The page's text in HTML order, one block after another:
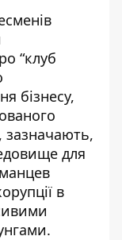
“клуб
бізнесу,
зазначають,
для
в